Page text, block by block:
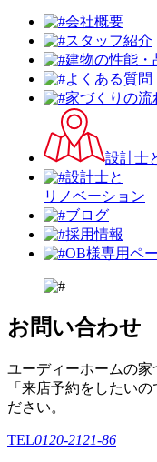
会社概要
スタッフ紹介
建物の性能・
よくある質問
家づくりの流
設計⼠
設計士と
リノベーション
ブログ
採用情報
OB様専用ペ
お問い合わせ
ユーディーホームの
「来店予約をしたい
ださい。
TEL0120-2121-86